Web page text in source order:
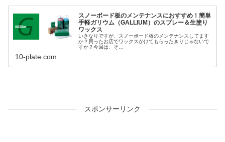
スノーボード板のメンテナンスにおすすめ！簡単
手軽ガリウム（GALLIUM）のスプレー＆生塗り
ワックス
いきなりですが、スノーボード板のメンテナンスしてます
か？買ったお店でワックスかけてもらったきりじゃないで
すか？今回は、そ…
10-plate.com
スポンサーリンク